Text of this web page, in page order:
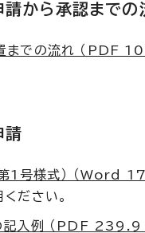
から承認までの
までの流れ （PDF
請
1号様式） （Word
ださい。
記入例 （PDF 239.9